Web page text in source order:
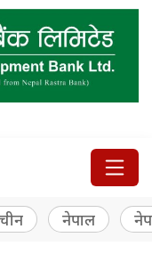
चीन नेपाल